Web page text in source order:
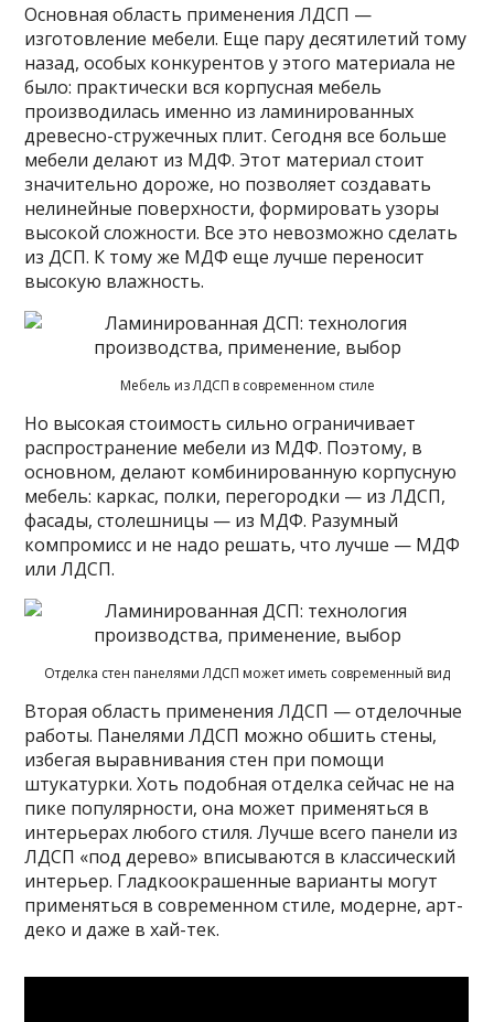
Основная область применения ЛДСП —
изготовление мебели. Еще пару десятилетий тому
назад, особых конкурентов у этого материала не
было: практически вся корпусная мебель
производилась именно из ламинированных
древесно-стружечных плит. Сегодня все больше
мебели делают из МДФ. Этот материал стоит
значительно дороже, но позволяет создавать
нелинейные поверхности, формировать узоры
высокой сложности. Все это невозможно сделать
из ДСП. К тому же МДФ еще лучше переносит
высокую влажность.
Мебель из ЛДСП в современном стиле
Но высокая стоимость сильно ограничивает
распространение мебели из МДФ. Поэтому, в
основном, делают комбинированную корпусную
мебель: каркас, полки, перегородки — из ЛДСП,
фасады, столешницы — из МДФ. Разумный
компромисс и не надо решать, что лучше — МДФ
или ЛДСП.
Отделка стен панелями ЛДСП может иметь современный вид
Вторая область применения ЛДСП — отделочные
работы. Панелями ЛДСП можно обшить стены,
избегая выравнивания стен при помощи
штукатурки. Хоть подобная отделка сейчас не на
пике популярности, она может применяться в
интерьерах любого стиля. Лучше всего панели из
ЛДСП «под дерево» вписываются в классический
интерьер. Гладкоокрашенные варианты могут
применяться в современном стиле, модерне, арт-
деко и даже в хай-тек.